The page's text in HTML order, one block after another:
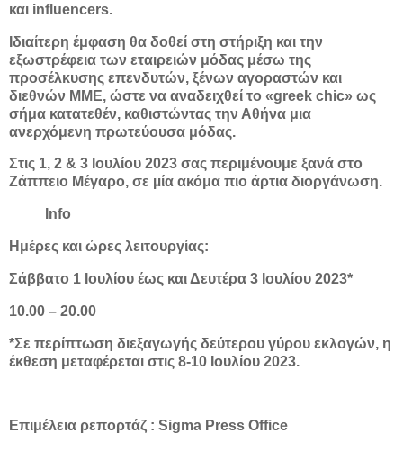
και influencers.
Ιδιαίτερη έμφαση θα δοθεί στη στήριξη και την
εξωστρέφεια των εταιρειών μόδας μέσω της
προσέλκυσης επενδυτών, ξένων αγοραστών και
διεθνών ΜΜΕ, ώστε να αναδειχθεί το «greek chic» ως
σήμα κατατεθέν, καθιστώντας την Αθήνα μια
ανερχόμενη πρωτεύουσα μόδας.
Στις 1, 2 & 3 Ιουλίου 2023 σας περιμένουμε ξανά στο
Ζάππειο Μέγαρο, σε µία ακόμα πιο άρτια διοργάνωση.
Info
Ημέρες και ώρες λειτουργίας:
Σάββατο 1 Ιουλίου έως και Δευτέρα 3 Ιουλίου 2023*
10.00 – 20.00
*Σε περίπτωση διεξαγωγής δεύτερου γύρου εκλογών, η
έκθεση μεταφέρεται στις 8-10 Ιουλίου 2023.
Επιμέλεια ρεπορτάζ : Sigma Press Office